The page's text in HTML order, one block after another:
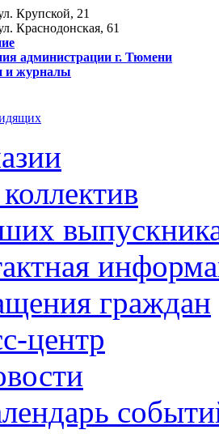
Крупской, 21
Краснодонская, 61
администрации г. Тюмени
и журналы
граждан
центр